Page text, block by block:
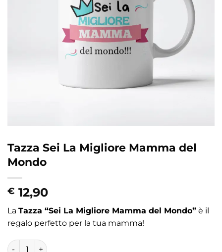
Tazza Sei La Migliore Mamma del
Mondo
€ 12,90
La Tazza “Sei La Migliore Mamma del Mondo” è il
regalo perfetto per la tua mamma!
Tazza Sei La Migliore Mamma del Mondo quantità